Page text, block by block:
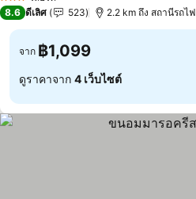
3 ดาว
8.6 ดีเลิศ 523 2.2 km ถึง สถานีรถไฟ
จาก ฿1,099
ดูราคาจาก 4 เว็บไซต์